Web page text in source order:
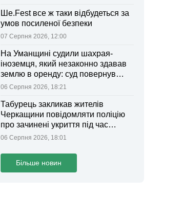
Ше.Fest все ж таки відбудеться за
умов посиленої безпеки
07 Серпня 2026, 12:00
На Уманщині судили шахрая-
іноземця, який незаконно здавав
землю в оренду: суд повернув
ділянки громаді
06 Серпня 2026, 18:21
Табурець закликав жителів
Черкащини повідомляти поліцію
про зачинені укриття під час
тривоги
06 Серпня 2026, 18:01
Більше новин